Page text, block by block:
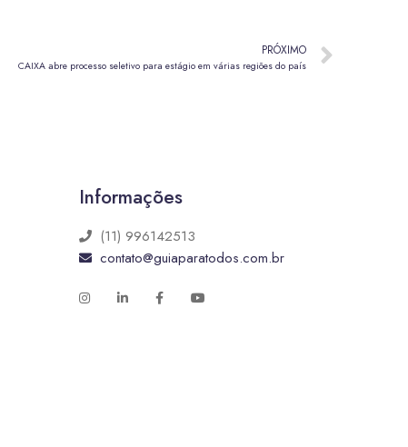
PRÓXIMO
CAIXA abre processo seletivo para estágio em várias regiões do país
Informações
(11) 996142513
contato@guiaparatodos.com.br